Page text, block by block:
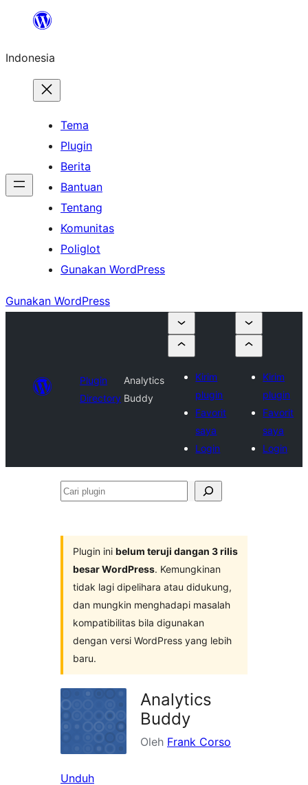
Lewati
konten
Indonesia
Tema
Plugin
Berita
Bantuan
Tentang
Komunitas
Poliglot
Gunakan WordPress
Gunakan WordPress
Plugin
Directory
Analytics
Buddy
Kirim
plugin
Favorit
saya
Login
Kirim
plugin
Favorit
saya
Login
Cari
Plugin ini belum teruji dangan 3 rilis
besar WordPress. Kemungkinan
tidak lagi dipelihara atau didukung,
dan mungkin menghadapi masalah
kompatibilitas bila digunakan
dengan versi WordPress yang lebih
baru.
Analytics
Buddy
Oleh Frank Corso
Unduh